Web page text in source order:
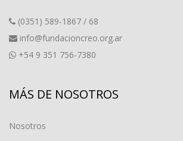
(0351) 589-1867 / 68
info@fundacioncreo.org.ar
+54 9 351 756-7380
MÁS DE NOSOTROS
Nosotros